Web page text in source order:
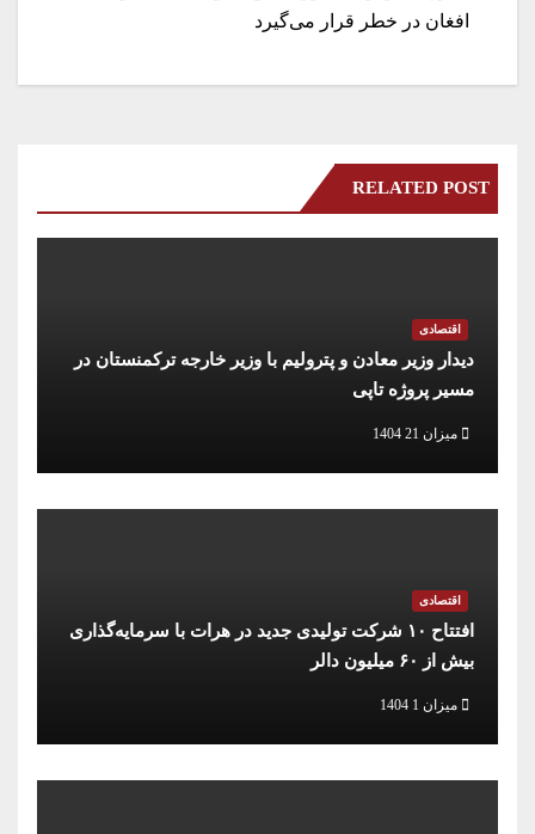
افغان در خطر قرار می‌گیرد
RELATED POST
اقتصادی
دیدار وزیر معادن و پترولیم با وزیر خارجه ترکمنستان در
مسیر پروژه تاپی
میزان 21 1404
اقتصادی
افتتاح ۱۰ شرکت تولیدی جدید در هرات با سرمایه‌گذاری
بیش از ۶۰ میلیون دالر
میزان 1 1404